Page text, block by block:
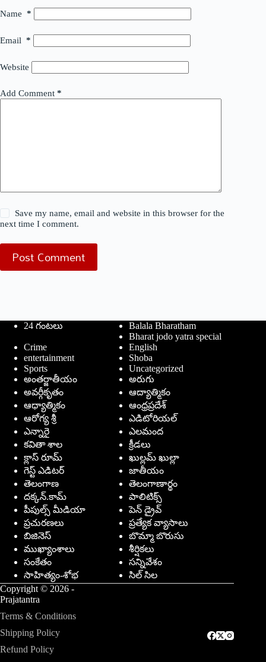
Name *
Email *
Website
Add Comment *
Save my name, email and website in this browser for the
next time I comment.
Post Comment
24 గంటలు
Balala Bharatham
Bharat jodo yatra special
Crime
English
entertainment
Shoba
Sports
Uncategorized
అంతర్జాతీయం
అరుగు
అవర్గీకృతం
ఆద్యాత్మికం
ఆధ్యాత్మికం
ఆంధ్రప్రదేశ్
ఆరోగ్య శ్రీ
ఎడిటోరియల్
ఎన్నారై
ఎలమంద
కవితా శాల
క్రీడలు
క్లాస్ రూమ్
ఖుల్లమ్ ఖుల్లా
గెస్ట్ ఎడిటర్
జాతీయం
తెలంగాణ
తెలంగాణార్థం
దక్కన్.కామ్
పాలిటిక్స్
పీపుల్స్ ‌మీడియా
పెన్ డ్రైవ్
ప్రచురణలు
ప్రత్యేక వ్యాసాలు
బిజినెస్
బొమ్మా బొరుసు
ముఖ్యాంశాలు
శీర్షికలు
సంకేతం
సన్నివేశం
సాహిత్యం-శోభ
సిల్ సిల
Copyright © 2026 -
Prajatantra
Terms & Conditions
Shipping Policy
Refund Policy